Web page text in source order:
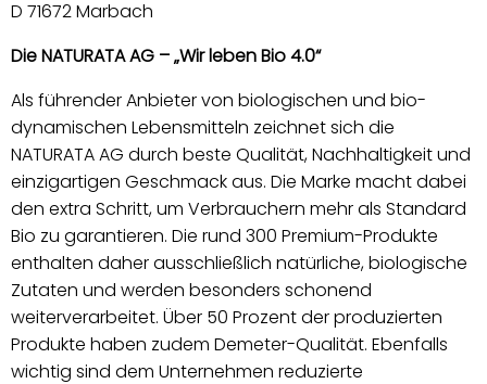
D 71672 Marbach
Die NATURATA AG – „Wir leben Bio 4.0“
Als führender Anbieter von biologischen und bio-
dynamischen Lebensmitteln zeichnet sich die
NATURATA AG durch beste Qualität, Nachhaltigkeit und
einzigartigen Geschmack aus. Die Marke macht dabei
den extra Schritt, um Verbrauchern mehr als Standard
Bio zu garantieren. Die rund 300 Premium-Produkte
enthalten daher ausschließlich natürliche, biologische
Zutaten und werden besonders schonend
weiterverarbeitet. Über 50 Prozent der produzierten
Produkte haben zudem Demeter-Qualität. Ebenfalls
wichtig sind dem Unternehmen reduzierte